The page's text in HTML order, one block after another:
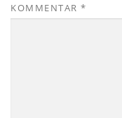
KOMMENTAR *